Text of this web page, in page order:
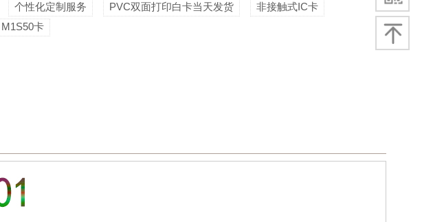
个性化定制服务 PVC双面打印白卡当天发货
非接触式IC卡
M1S50卡